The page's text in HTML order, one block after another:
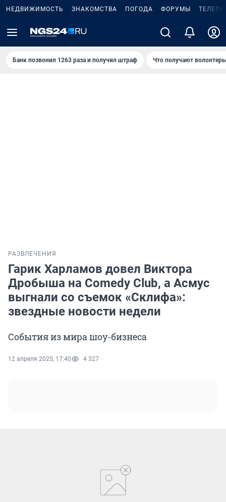
НЕДВИЖИМОСТЬ ЗНАКОМСТВА ПОГОДА ФОРУМЫ
Банк позвонил 1263 раза и получил штраф Что получают
РАЗВЛЕЧЕНИЯ
Гарик Харламов довел Виктора
Дробыша на Comedy Club, а Асмус
выгнали со съемок «Склифа»:
звездные новости недели
События из мира шоу-бизнеса
12 апреля 2025, 17:40 4 327